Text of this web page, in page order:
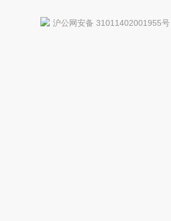
沪公网安备 31011402001955号